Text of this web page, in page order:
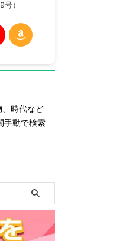
）
時代など
手動で検索